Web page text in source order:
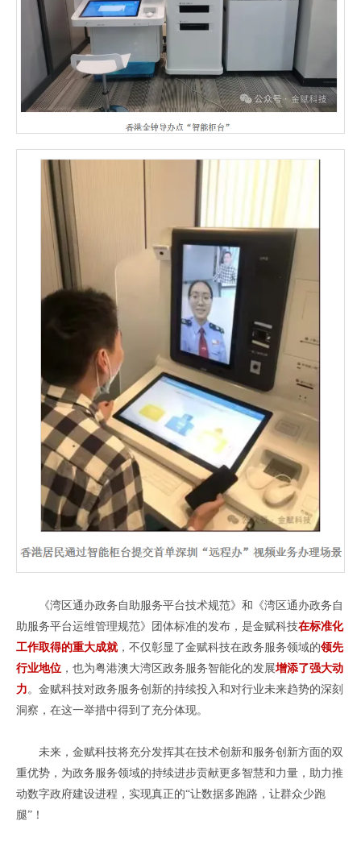
《湾区通办政务自助服务平台技术规范》和《湾区通办政务自
助服务平台运维管理规范》团体标准的发布，是金赋科技在标准化
工作取得的重大成就，不仅彰显了金赋科技在政务服务领域的领先
行业地位 ，也为粤港澳大湾区政务服务智能化的发展增添了强大动
力 。金赋科技对政务服务创新的持续投入和对行业未来趋势的深刻
洞察，在这一举措中得到了充分体现。
未来，金赋科技将充分发挥其在技术创新和服务创新方面的双
重优势，为政务服务领域的持续进步贡献更多智慧和力量，助力推
动数字政府建设进程，实现真正的“让数据多跑路，让群众少跑
腿”！